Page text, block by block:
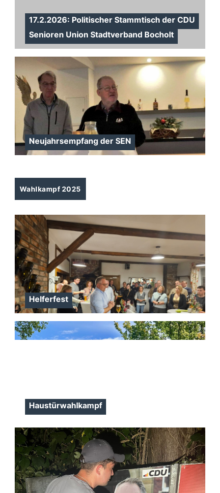
17.2.2026: Politischer Stammtisch der CDU
Senioren Union Stadtverband Bocholt
Neujahrsempfang der SEN
Wahlkampf 2025
Helferfest
Haustürwahlkampf